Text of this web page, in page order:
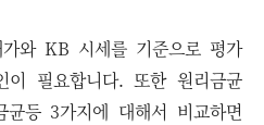
가와 KB 시세를 기준으로 평가
이 필요합니다. 또한 원리금균
등 3가지에 대해서 비교하면